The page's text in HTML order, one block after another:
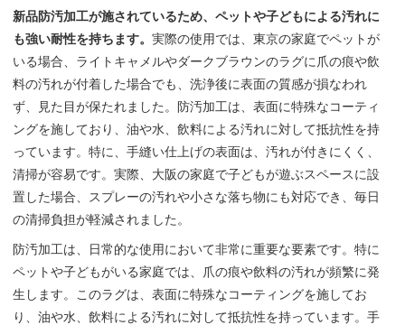
新品防汚加工が施されているため、ペットや子どもによる汚れに
も強い耐性を持ちます。実際の使用では、東京の家庭でペットが
いる場合、ライトキャメルやダークブラウンのラグに爪の痕や飲
料の汚れが付着した場合でも、洗浄後に表面の質感が損なわれ
ず、見た目が保たれました。防汚加工は、表面に特殊なコーティ
ングを施しており、油や水、飲料による汚れに対して抵抗性を持
っています。特に、手縫い仕上げの表面は、汚れが付きにくく、
清掃が容易です。実際、大阪の家庭で子どもが遊ぶスペースに設
置した場合、スプレーの汚れや小さな落ち物にも対応でき、毎日
の清掃負担が軽減されました。
防汚加工は、日常的な使用において非常に重要な要素です。特に
ペットや子どもがいる家庭では、爪の痕や飲料の汚れが頻繁に発
生します。このラグは、表面に特殊なコーティングを施してお
り、油や水、飲料による汚れに対して抵抗性を持っています。手